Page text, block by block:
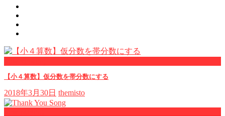
【小４算数】仮分数を帯分数にする
2018年3月30日 themisto